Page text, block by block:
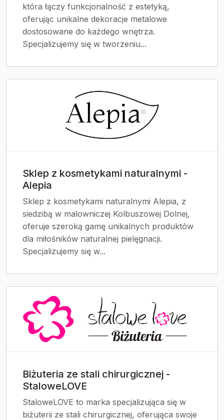
która łączy funkcjonalność z estetyką,
oferując unikalne dekoracje metalowe
dostosowane do każdego wnętrza.
Specjalizujemy się w tworzeniu...
Sklep z kosmetykami naturalnymi -
Alepia
Sklep z kosmetykami naturalnymi Alepia, z
siedzibą w malowniczej Kolbuszowej Dolnej,
oferuje szeroką gamę unikalnych produktów
dla miłośników naturalnej pielęgnacji.
Specjalizujemy się w...
Biżuteria ze stali chirurgicznej -
StaloweLOVE
StaloweLOVE to marka specjalizująca się w
biżuterii ze stali chirurgicznej, oferująca swoje